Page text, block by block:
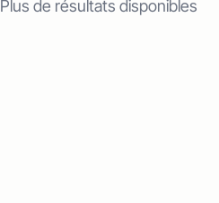
Plus de résultats disponibles